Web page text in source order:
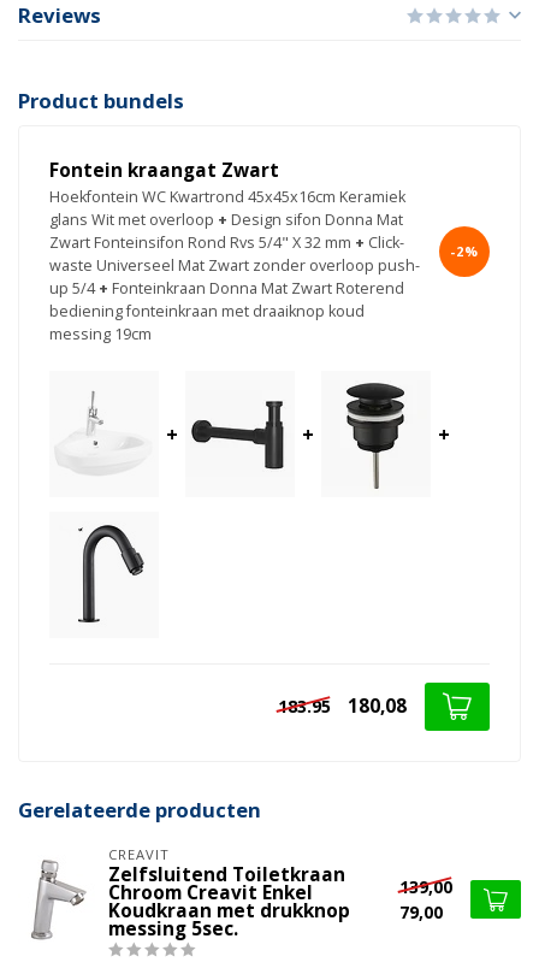
Reviews
Product bundels
Fontein kraangat Zwart
Hoekfontein WC Kwartrond 45x45x16cm Keramiek
glans Wit met overloop + Design sifon Donna Mat
Zwart Fonteinsifon Rond Rvs 5/4" X 32 mm + Click-
waste Universeel Mat Zwart zonder overloop push-
up 5/4 + Fonteinkraan Donna Mat Zwart Roterend
bediening fonteinkraan met draaiknop koud
messing 19cm
-2%
+ + +
183.95 180,08
Gerelateerde producten
CREAVIT
Zelfsluitend Toiletkraan
Chroom Creavit Enkel
Koudkraan met drukknop
messing 5sec.
139,00
79,00